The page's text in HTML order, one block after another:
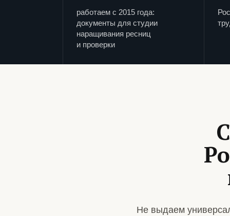
работаем с 2015 года:
документы для студии
наращивания ресниц
и проверки
Не выдаем